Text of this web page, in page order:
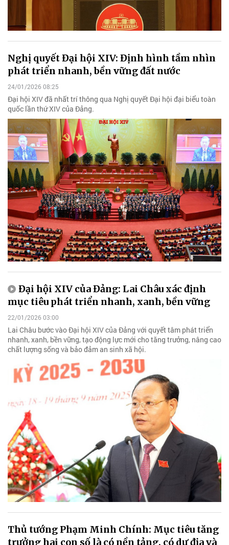
Nghị quyết Đại hội XIV: Định hình tầm nhìn
phát triển nhanh, bền vững đất nước
24/01/2026 08:25
Đại hội XIV đã nhất trí thông qua Nghị quyết Đại hội đại biểu toàn
quốc lần thứ XIV của Đảng.
Đại hội XIV của Đảng: Lai Châu xác định
mục tiêu phát triển nhanh, xanh, bền vững
22/01/2026 03:00
Lai Châu bước vào Đại hội XIV của Đảng với quyết tâm phát triển
nhanh, xanh, bền vững, tạo động lực mới cho tăng trưởng, nâng cao
chất lượng sống và bảo đảm an sinh xã hội.
Thủ tướng Phạm Minh Chính: Mục tiêu tăng
trưởng hai con số là có nền tảng, có dư địa và